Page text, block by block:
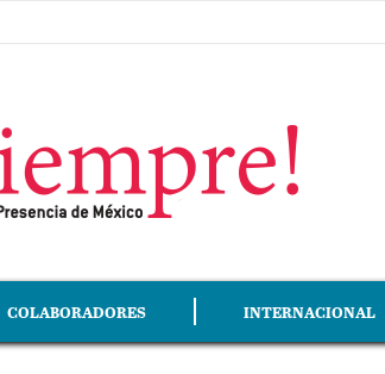
COLABORADORES INTERNACIONAL